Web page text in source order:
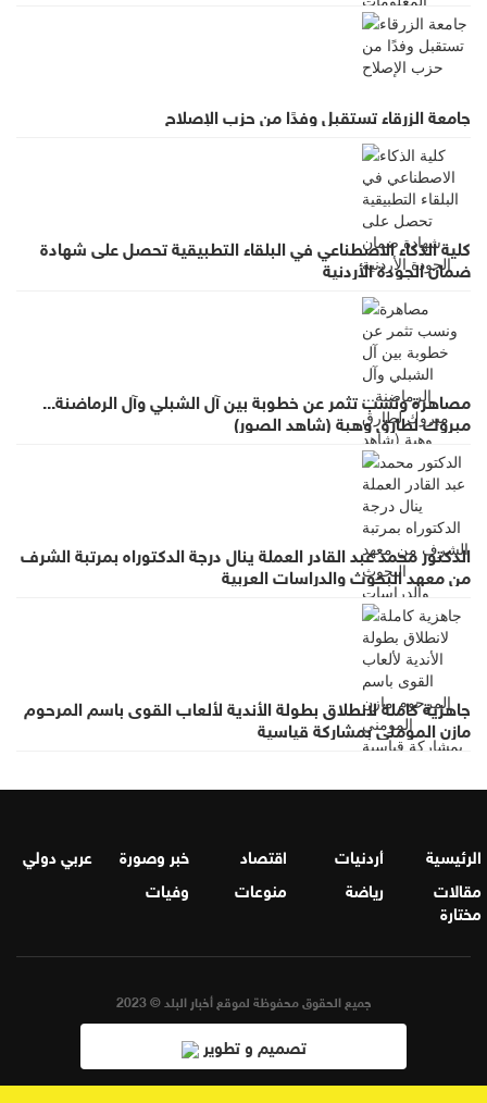
جامعة الزرقاء تستقبل وفدًا من حزب الإصلاح
كلية الذكاء الاصطناعي في البلقاء التطبيقية تحصل على شهادة
ضمان الجودة الأردنية
مصاهرة ونسب تثمر عن خطوبة بين آل الشبلي وآل الرماضنة...
مبروك لطارق وهبة (شاهد الصور)
الدكتور محمد عبد القادر العملة ينال درجة الدكتوراه بمرتبة الشرف
من معهد البحوث والدراسات العربية
جاهزية كاملة لانطلاق بطولة الأندية لألعاب القوى باسم المرحوم
مازن المومني بمشاركة قياسية
الرئيسية أردنيات اقتصاد خبر وصورة
عربي دولي
مقالات
مختارة
رياضة منوعات وفيات
جميع الحقوق محفوظة لموقع أخبار البلد © 2023
تصميم و تطوير